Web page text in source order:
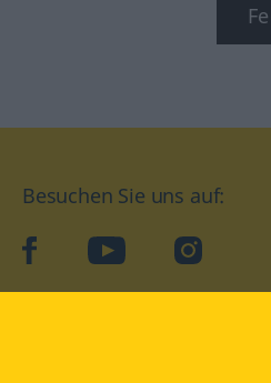
Besuchen Sie uns auf:
facebookYouTube Instagram